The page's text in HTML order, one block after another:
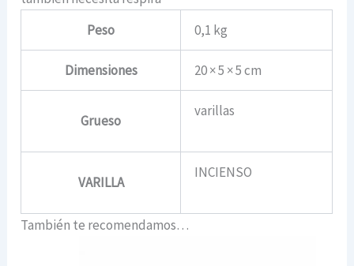
Peso
0,1 kg
Dimensiones 20 × 5 × 5 cm
Grueso
varillas
VARILLA
INCIENSO
También te recomendamos…